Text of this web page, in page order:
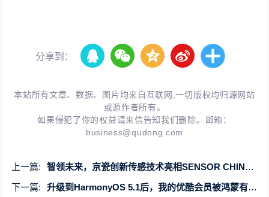
分享到：
本站所有文章、数据、图片均来自互联网,一切版权均归源网站
或源作者所有。
如果侵犯了你的权益请来信告知我们删除。邮箱：
business@qudong.com
上一篇:
智领未来，京瓷创新传感技术亮相SENSOR CHINA 2025
下一篇:
升级到HarmonyOS 5.1后，我的优酷会员被鸿蒙有礼宠到了2027年！